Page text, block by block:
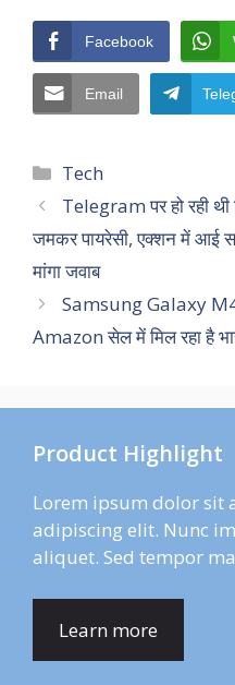
Facebook
Email
Categories
Tech
Telegram पर हो रही
जमकर पायरेसी, एक्शन में आई
मांगा जवाब
Samsung Galaxy
Amazon सेल में मिल रहा है
Product Highlight
Lorem ipsum dolor sit
adipiscing elit. Nunc
aliquet. Sed tempor
Learn more